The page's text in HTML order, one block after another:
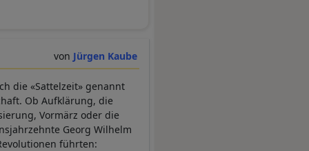
Jürgen Kaube
die «Sattelzeit» genannt
Ob Aufklärung, die
Vormärz oder die
Georg Wilhelm
führten: